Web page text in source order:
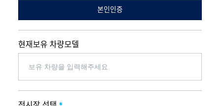
본인인증
현재보유 차량모델